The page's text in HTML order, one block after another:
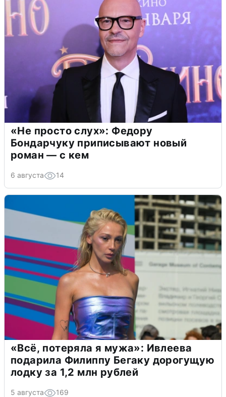
«Не просто слух»: Федору
Бондарчуку приписывают новый
роман — с кем
6 августа 14
«Всё, потеряла я мужа»: Ивлеева
подарила Филиппу Бегаку дорогущую
лодку за 1,2 млн рублей
5 августа 169